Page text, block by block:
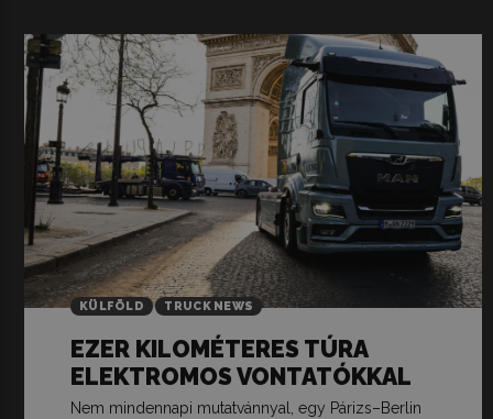
KÜLFÖLD TRUCK NEWS
EZER KILOMÉTERES TÚRA
ELEKTROMOS VONTATÓKKAL
Nem mindennapi mutatvánnyal, egy Párizs–Berlin